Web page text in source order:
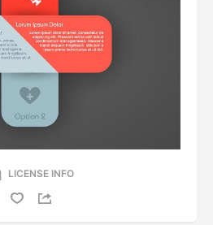
LICENSE INFO